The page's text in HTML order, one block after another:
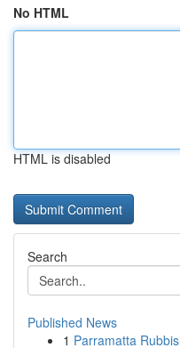
No HTML
HTML is disabled
Search
Published News
1 Parramatta